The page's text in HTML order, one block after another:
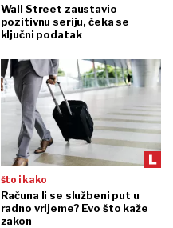
Wall Street zaustavio
pozitivnu seriju, čeka se
ključni podatak
što i kako
Računa li se službeni put u
radno vrijeme? Evo što kaže
zakon